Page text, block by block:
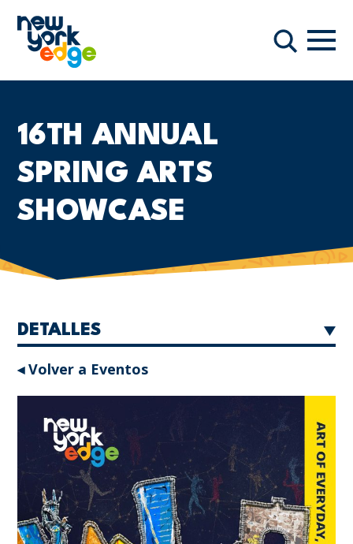
Buscar
16TH ANNUAL
SPRING ARTS
SHOWCASE
DETALLES
◂ Volver a Eventos